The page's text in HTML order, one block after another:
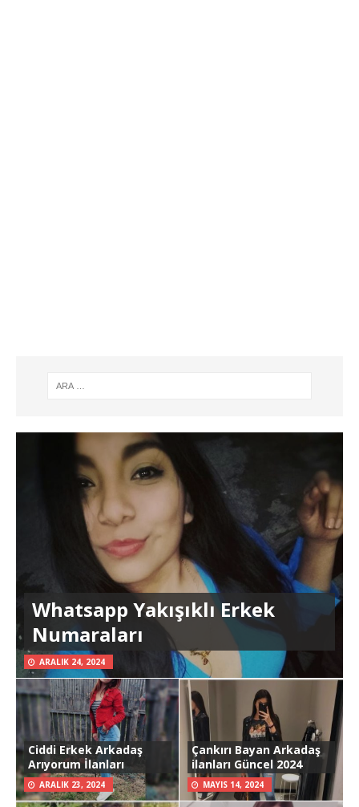
Whatsapp Yakışıklı Erkek
Numaraları
ARALIK 24, 2024
Ciddi Erkek Arkadaş
Arıyorum İlanları
ARALIK 23, 2024
Çankırı Bayan Arkadaş
ilanları Güncel 2024
MAYIS 14, 2024